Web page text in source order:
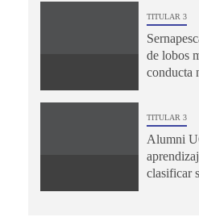
TITULAR 3
de lobos
conducta
TITULAR 3
Alumni
clasificar